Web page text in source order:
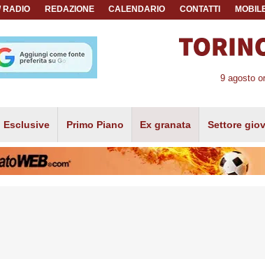
RADIO REDAZIONE CALENDARIO CONTATTI
9 agosto
Esclusive Primo Piano Ex granata Settore